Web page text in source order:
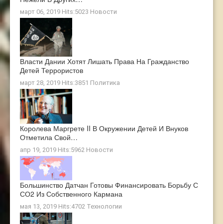
март 06, 2019 Hits:5023 Новости
Власти Дании Хотят Лишать Права На Гражданство
Детей Террористов
март 28, 2019 Hits:3851 Политика
Королева Маргрете II В Окружении Детей И Внуков
Отметила Свой…
апр 19, 2019 Hits:5962 Новости
Большинство Датчан Готовы Финансировать Борьбу С
СО2 Из Собственного Кармана
мая 13, 2019 Hits:4702 Технологии